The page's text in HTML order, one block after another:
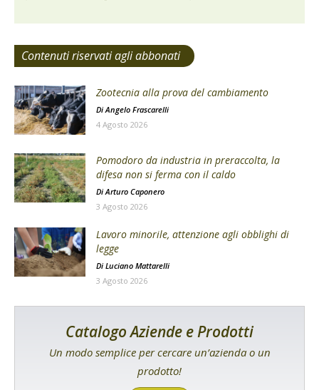
Contenuti riservati agli abbonati
Zootecnia alla prova del cambiamento
DiAngelo Frascarelli
4 Agosto 2026
Pomodoro da industria in preraccolta, la
difesa non si ferma con il caldo
Di Arturo Caponero
3 Agosto 2026
Lavoro minorile, attenzione agli obblighi di
legge
Di Luciano Mattarelli
3 Agosto 2026
Catalogo Aziende e Prodotti
Un modo semplice per cercare un’azienda o un
prodotto!